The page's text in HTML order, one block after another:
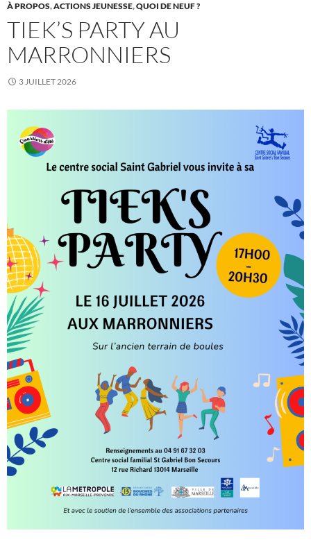
À PROPOS,ACTIONS JEUNESSE,QUOI DE NEUF ?
TIEK’S PARTY AU
MARRONNIERS
3 JUILLET 2026